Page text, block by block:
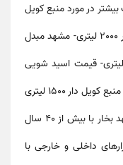
در موردمنبع کویل
مشهد مبدل
قیمت اسید شویی
کویل دار 1500 لیتری
با ما همراه باشید . ما در مجموعه بزرگ مشهد بخار با بیش از 40 سال
داخلی و خارجی با